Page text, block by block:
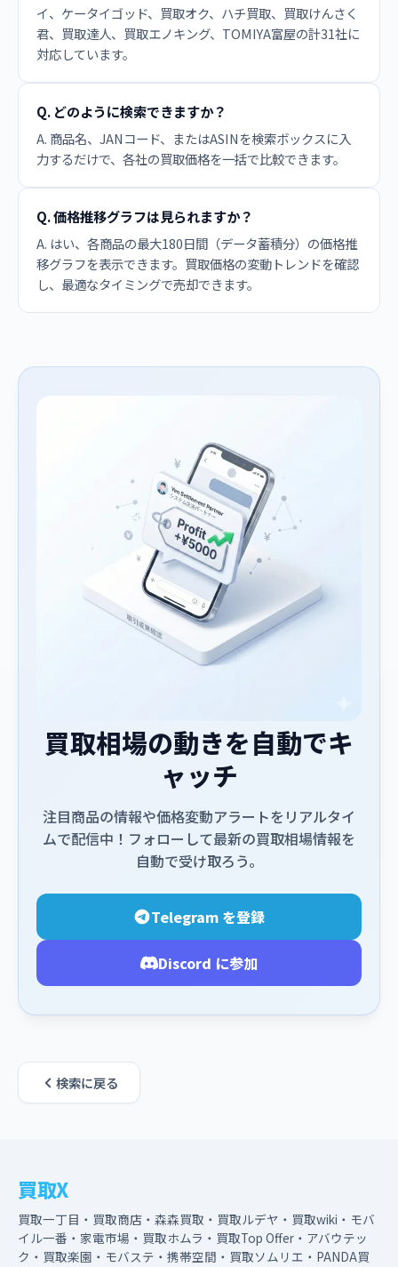
イ、ケータイゴッド、買取オク、ハチ買取、買取けんさく
君、買取達人、買取エノキング、TOMIYA富屋の計31社に
対応しています。
Q. どのように検索できますか？
A. 商品名、JANコード、またはASINを検索ボックスに入
力するだけで、各社の買取価格を一括で比較できます。
Q. 価格推移グラフは見られますか？
A. はい、各商品の最大180日間（データ蓄積分）の価格推
移グラフを表示できます。買取価格の変動トレンドを確認
し、最適なタイミングで売却できます。
買取相場の動きを自動でキ
ャッチ
注目商品の情報や価格変動アラートをリアルタイ
ムで配信中！フォローして最新の買取相場情報を
自動で受け取ろう。
Telegram を登録
Discord に参加
検索に戻る
買取X
買取一丁目・買取商店・森森買取・買取ルデヤ・買取wiki・モバ
イル一番・家電市場・買取ホムラ・買取Top Offer・アバウテッ
ク・買取楽園・モバステ・携帯空間・買取ソムリエ・PANDA買